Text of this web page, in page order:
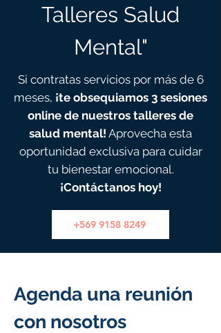
Talleres Salud
Mental"
Si contratas servicios por más de 6
meses, ¡te obsequiamos 3 sesiones
online de nuestros talleres de
salud mental! Aprovecha esta
oportunidad exclusiva para cuidar
tu bienestar emocional.
¡Contáctanos hoy!
+569 9158 8249
Agenda una reunión
con nosotros